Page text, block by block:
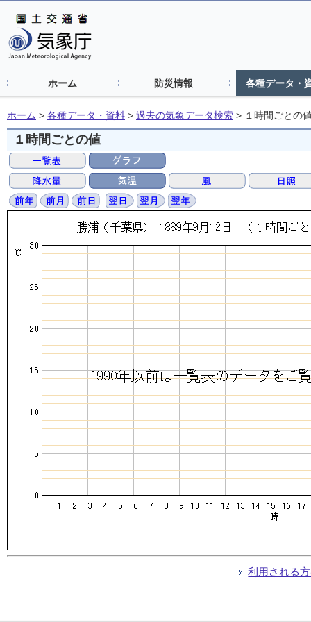
ホーム 防災情報 各種データ・
ホーム > 各種データ・資料 > 過去の気象データ検索 > １時間ごとの
１時間ごとの値
利用される